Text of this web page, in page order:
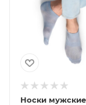
Носки мужские